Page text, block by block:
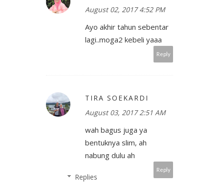
August 02, 2017 4:52 PM
Ayo akhir tahun sebentar
lagi..moga2 kebeli yaaa
Reply
TIRA SOEKARDI
August 03, 2017 2:51 AM
wah bagus juga ya
bentuknya slim, ah
nabung dulu ah
Reply
Replies